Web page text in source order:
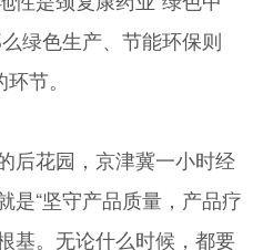
绿色生产、节能环保则
节。
后花园，京津冀一小时经
是“坚守产品质量，产品疗
基。无论什么时候，都要